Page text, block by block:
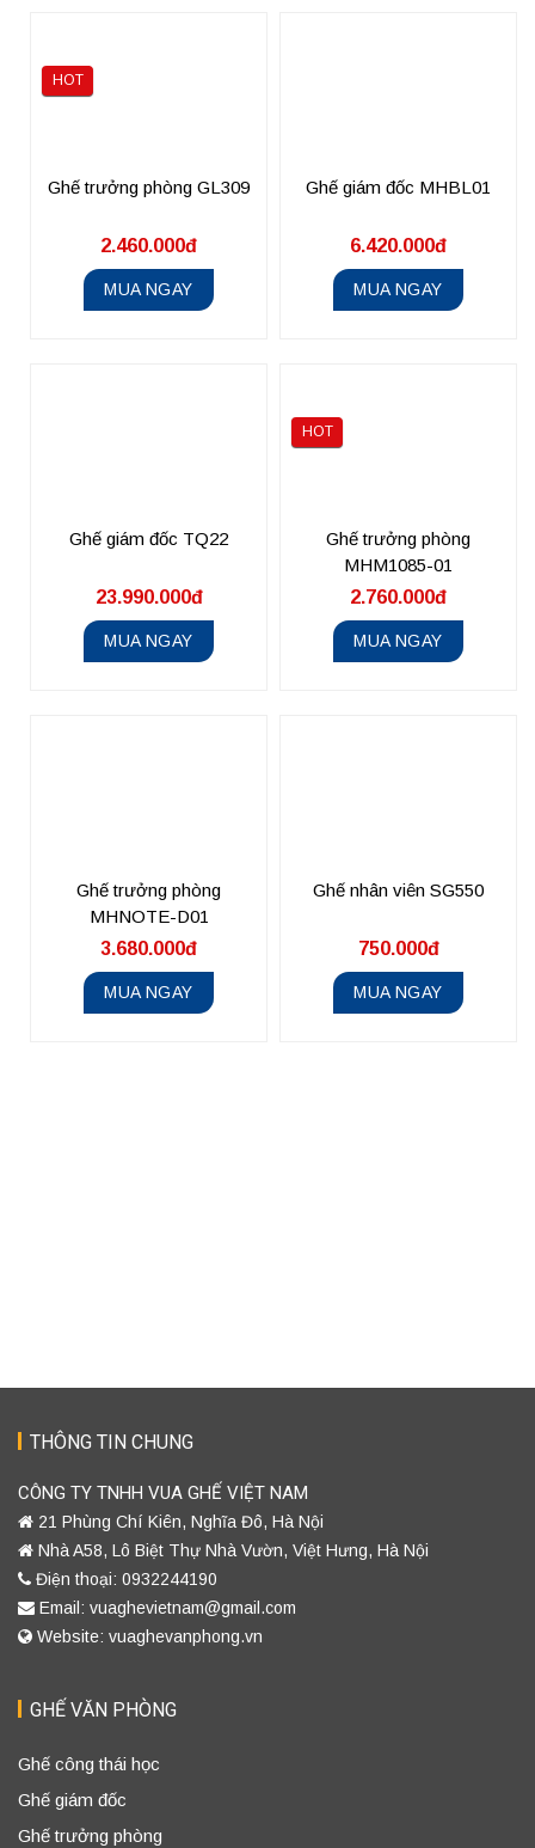
HOT
Ghế trưởng phòng GL309
2.460.000đ
MUA NGAY
Ghế giám đốc MHBL01
6.420.000đ
MUA NGAY
Ghế giám đốc TQ22
23.990.000đ
MUA NGAY
HOT
Ghế trưởng phòng
MHM1085-01
2.760.000đ
MUA NGAY
Ghế trưởng phòng
MHNOTE-D01
3.680.000đ
MUA NGAY
Ghế nhân viên SG550
750.000đ
MUA NGAY
THÔNG TIN CHUNG
CÔNG TY TNHH VUA GHẾ VIỆT NAM
21 Phùng Chí Kiên, Nghĩa Đô, Hà Nội
Nhà A58, Lô Biệt Thự Nhà Vườn, Việt Hưng, Hà Nội
Điện thoại: 0932244190
Email: vuaghevietnam@gmail.com
Website: vuaghevanphong.vn
GHẾ VĂN PHÒNG
Ghế công thái học
Ghế giám đốc
Ghế trưởng phòng